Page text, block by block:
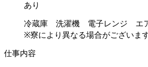
あり
冷蔵庫 洗濯機 電子レンジ エ
※寮により異なる場合がございます
仕事内容